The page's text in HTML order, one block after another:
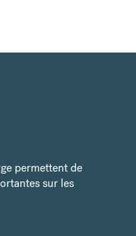
permettent de
sur les